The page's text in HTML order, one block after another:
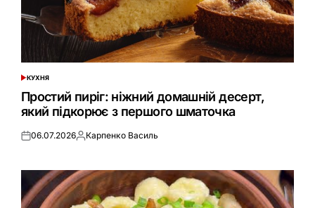
ОПУБЛІКУВАТИ
У
КУХНЯ
Простий пиріг: ніжний домашній десерт,
який підкорює з першого шматочка
Оприлюднено
06.07.2026Опубліковано
Карпенко Василь